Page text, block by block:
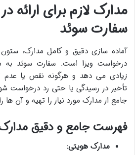
مدارک لازم برای ارائه
سفارت سوئد
آماده سازی دقیق و کامل مدارک، ستون
درخواست ویزا است. سفارت سوئد به
زیادی می دهد و هرگونه نقص یا عدم
تأخیر در رسیدگی یا حتی رد درخواست
جامع از مدارک مورد نیاز را تهیه و آن
فهرست جامع و دقیق
مدارک هویتی: